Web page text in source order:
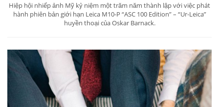
Hiệp hội nhiếp ảnh Mỹ kỷ niệm một trăm năm thành lập với việc phát
hành phiên bản giới hạn Leica M10-P “ASC 100 Edition” – “Ur-Leica”
huyền thoại của Oskar Barnack.